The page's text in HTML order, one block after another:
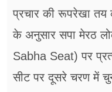
शिक्षा
अन्य खबरें
प्रचार की रूपरेखा तय
के अनुसार सपा मेरठ
Sabha Seat) पर
सीट पर दूसरे चरण में